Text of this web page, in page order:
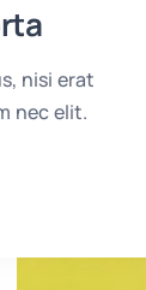
nisi erat
nec elit.